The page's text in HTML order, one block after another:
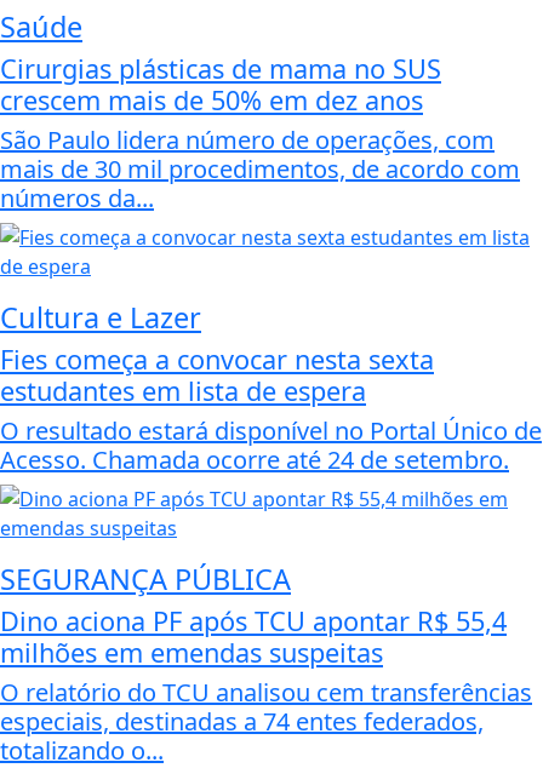
Saúde
Cirurgias plásticas de mama no SUS
crescem mais de 50% em dez anos
São Paulo lidera número de operações, com
mais de 30 mil procedimentos, de acordo com
números da...
Cultura e Lazer
Fies começa a convocar nesta sexta
estudantes em lista de espera
O resultado estará disponível no Portal Único de
Acesso. Chamada ocorre até 24 de setembro.
SEGURANÇA PÚBLICA
Dino aciona PF após TCU apontar R$ 55,4
milhões em emendas suspeitas
O relatório do TCU analisou cem transferências
especiais, destinadas a 74 entes federados,
totalizando o...